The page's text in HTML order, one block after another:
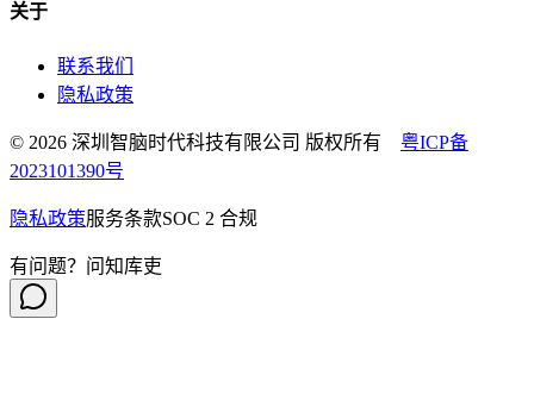
关于
联系我们
隐私政策
© 2026 深圳智脑时代科技有限公司 版权所有 粤ICP备
2023101390号
隐私政策服务条款SOC 2 合规
有问题？问知库吏